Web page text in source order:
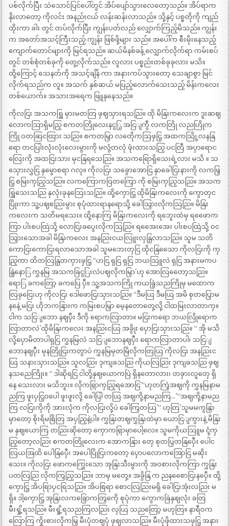
ပစ်လိုက်ပြီး သဲသောင်ပြင်ပေါ်တွင် အိပ်ပျော်သွားလေတော့သည်။ အိပ်ရာက
နိုးလာတော့ ကိုလင်း အနည်းငယ် လန်းဆန်းလာသည်။ သို့နှင့် ပစ္စတိုကို ကျည်
ထိုးကာ ခါး တွင် တပ်လိုက်ပြီး ကျွန်းပတ်လည် လျှောက်ကြည့်မိသည်။ ကျွန်း
က အတော်အသင့်ကြီးသည့် ကျွန်း ဖြစ်ဖို့များ သည်။ အပေါ်က စီးမိုးနေသည့်
ကျောက်တောင်များကို မြင်ရသည်။ ဆယ်မိနစ်ခန့် လျှောက်လိုက်ရာ ကမ်းစပ်
တွင် တစ်စုံတစ်ခုကို တွေ့လိုက်သည်။ လူလား ပစ္စည်းတစ်ခုခုလား မသိ။
ထို့ကြောင့် သေနတ်ကို အသင့်ချိန် ကာ အနားကပ်သွားတော့ သေချာစွာ မြင်
လိုက်ရသည်က လူ။ အသက် နှစ်ဆယ် မပြည့်လောက်သေးသည့် မိန်းကလေး
တစ်ယောက်။ အသားအရေက ဖြူနုနေသည်။
ကိုလငြး အသကရြှူ မှားမတတြ ဖှဈသှားရသညြ။ ထို မိနြးကလေးက ဒူးဆဈ
လောကသြာရှိမညြ့ စကတတြိုလေးနငွြ့ အငြျကွီ လကတြို လညဟြိုက
ကြို ဝတဆြငထြား သညြ။ စကတမြှာ လတေိုကသြဖှငြ့ အထကသြို့လနနြ
ရော တငပြါးလုံးလုံးလေးမွားကို မလုံ့တလုံ ဖုံးထားသညြ့ ပငတြီ အပှာရောင
လြေးကို အထငြးသား မှငနြရသေညြ။ အသကရြောရှိသေးရဲ့လား မသိ ။ သ
သှေားလွှငြ နှမွောစရာ ဂလု။ ကိုလငြး သခွောအောငြ နှာခေါငြးနားကို လကဖြှ
ငြ့ စမြးကှညြ့သညြ။ လကကြောကဝြတကြှော ကို စမြးကှညြ့သညြ။ အသက
ရြှူသေးသညြ နှလုံးခုနသြေးသညြ။ ထို့ကှောငြ့ ထိုမိနြးကလေးကို ကွောတှင
ပြိုးကာ သူ့ပဈစညြးမွား စုပုံထားရာနရောသို့ ခေါသြှားလိုကသြညြ။ မိနြး
ကလေးက သတိမရသေး။ ထို့နောကြ မိနြးကလေးကို ရဘေူးထဲမှ ရဖေောက
ကြာ ပါးစပထြဲသို့ လောငြးခပွေးလိုကသြညြ။ ရအေေးအေး ပါးစပထြဲသို့ ဝင
သြှားသောအခါ မိနြးကလေး အနညြးငယလြူးလှနြ့လာသညြ။ သူမ သတိ
ကောငြးကောငြးရလာသောအခါ သူမဘေးတှငြ ထိုငနြသေော ကိုလငြးကို ကှ
ညြ့ကာ ထိတလြနြ့တကှားဖှငြ့ “ဟငြ ရှငြ ရှငြ ဘယသြူလဲ ရှငြ အနားမကပ
နြဲ့နောြ ကွှနမြ အသကခြငွြးလဲပဈလိုကမြှာ´´ ဟု အောလြတေော့သညြ။
ရောြ ခကတြော့ ခကပြေ ပှီ။ သူ့အသကကြို ကယခြဲ့သညကြိုမှ မထောက
လြခှငြေးဟု ကိုလငြး ဒေါဖောငြးသှားသညြ။ “ဒီမယြ ဒီမယြ အမိ စှတပြှောမ
နနေဲ့ မငြး ဟိုဘကနြားက ကမြးစပမြှာ မေ့နတောတှေ့လို့ ငါထမြးလာတာကှ။
ငါက သငြျဘော နဈပှီး ဒီကို ရောကလြာတာ။ မငြးကရော ဘယလြိုရောက
လြာတာလဲ´´ ထိုမိနြးကလေး အနညြးငယြ အခွိုး ပှောငြးသှားသညြ။ “ အို မသိ
လို့ပှောမိတာပါရှငြ ကွှနမြလဲ သငြျဘောနဈပှီး ရောကလြာတာပါ၊ သငြျ
ဘောနဈပှီး မုနတြိုငြးကတွာပဲ ကွှနမြမှတမြိလိုကတြယြ´´ ကိုလငြး အနညြးင
ယြ သနားသှားသညြ။ သူလညြး ဒုကျခသညြ ကိုယလြညြး ဒုကျခသညြ ဖှဈ
နသညေကြိုး။ “ ဒါဆိုရငြ ငါတို့နှဈယောကပြဲ ရှိနတောလား၊ တခှားလူတှေ ရှိ
နေ သေးလား မသိဘူး။ လိုကရြှာကှညြ့ရအောငြ´´ “ဟုတကြဲ့အဈကို ကွှနမြနာမ
ညကြ ဖူးပှငြ့ဝပေါ ဖူးဖူးလို့ ခေါပြါ တယြ အဈကို့နာမညကြ…´´ “အဈကို့နာမည
ကြ လငြးကိုကို အားလုံက ကိုလငြးလို့ပဲ ခေါကြှတယြ´´ “ ဟုတြ´´ သူမမကွနြှာ
မှာတော့ စိုးရိမစြိတြ အပှညြ့နဲ့ပါ။ ကွှနြးတဈကွှနြးထဲမှာ ယောငြျကွားနဲ့ မိနြး
မ နှဈယောကြ တညြးဆိုတော့ ကှောကရြှာမှာပေါ့လေ။ သူမကိုယသြူမ ငုံ့ကှ
ညြ့တော့လညြး စကတတြိုလေးက အောကနြား တှေ စုတပြှတနြပှေီး ပေါင
လြယအြထိ ပေါနြပှေီ၊ အပေါပြိုငြးကတော့ ပှောပလောကအြောငြ မဆိုး
သေး။ ကိုလငြး ဖောကကြွှေးသော အုနြးသီးမွားကို အဝစားလိုကကြာ ကွှနြး
ပတလြညြ လိုကကြှညြ့သညြ။ ဘာမှ မတှေ့။ အခွိနြ က ညနစေောငြးနပှေီ။ ထို့
ကှောငြ့ အိပရြာပှငရြသညြ။ အိပစြရာ စောငလြညြးမရှိ ခေါငြးအုံးလညြး မ
ရှိ။ ဒါ့ကှောငြ့ အုနြးလကခြှောကတြှကေို စုပုံကာ ကွောကခြဲနှဈလုံး ခတြ
မီးရှို့ရသညြ။ မီးရှို့ရသညကြလညြး လှယြ သညတြော့ မဟုတြ။ နာရီဝက
လြောကြ ကှိုးစားလိုကမြှ မီးပုံတဈပုံ ဖှဈလာသညြ။ မီးပုံဖိုထားသဖှငြ့ အနား